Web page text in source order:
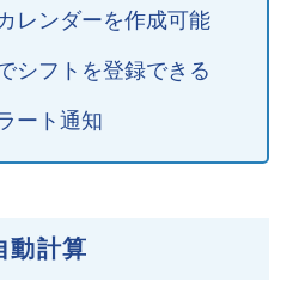
レンダーを作成可能
シフトを登録できる
ート通知
動計算